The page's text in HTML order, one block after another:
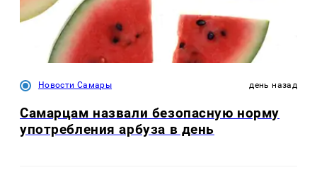
Новости Самары день назад
Самарцам назвали безопасную норму
употребления арбуза в день